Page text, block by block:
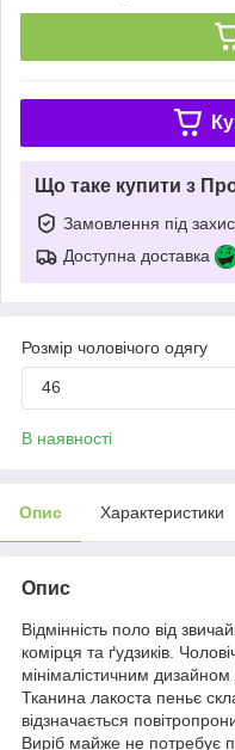
Що таке купити з
Замовлення під
Доступна доставка
Розмір чоловічого одягу
46
В наявності
Опис Характеристики
Опис
Відмінність поло від
комірця та ґудзиків.
мінімалістичним
Тканина лакоста пеньє
відзначається
Виріб майже не потребує